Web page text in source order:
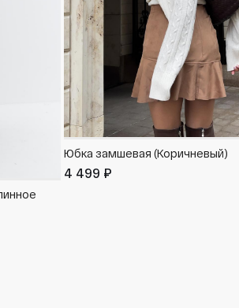
Юбка замшевая (Коричневый)
4 499 ₽